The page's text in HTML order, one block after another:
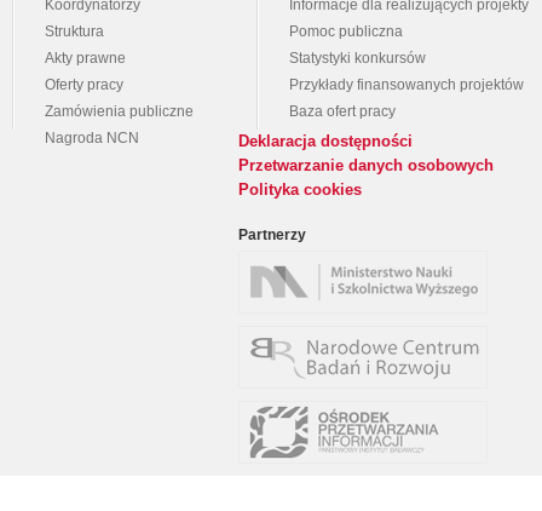
Koordynatorzy
Struktura
Akty prawne
Oferty pracy
Zamówienia publiczne
Nagroda NCN
Informacje dla realizujących projekty
Pomoc publiczna
Statystyki konkursów
Przykłady finansowanych projektów
Baza ofert pracy
Deklaracja dostępności
Przetwarzanie danych osobowych
Polityka cookies
Partnerzy